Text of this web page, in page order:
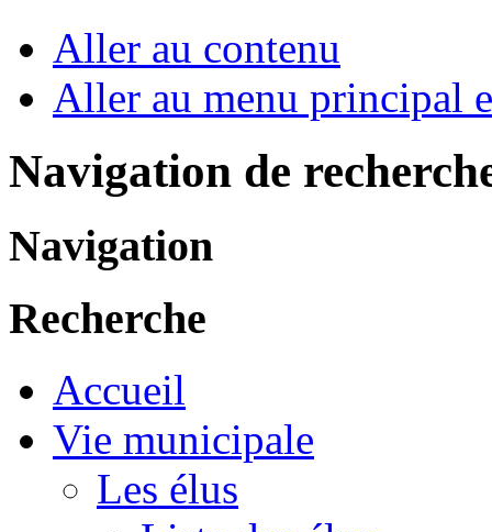
Aller au contenu
Aller au menu principal
Navigation de
Navigation
Recherche
Accueil
Vie municipale
Les élus